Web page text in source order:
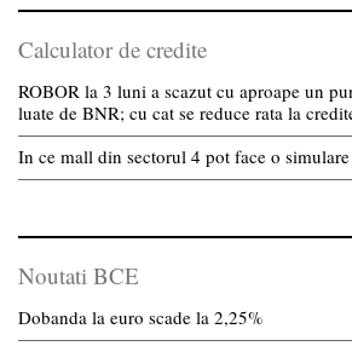
Calculator de credite
ROBOR la 3 luni a scazut cu aproape un
luate de BNR; cu cat se reduce rata la
In ce mall din sectorul 4 pot face o
Noutati BCE
Dobanda la euro scade la 2,25%